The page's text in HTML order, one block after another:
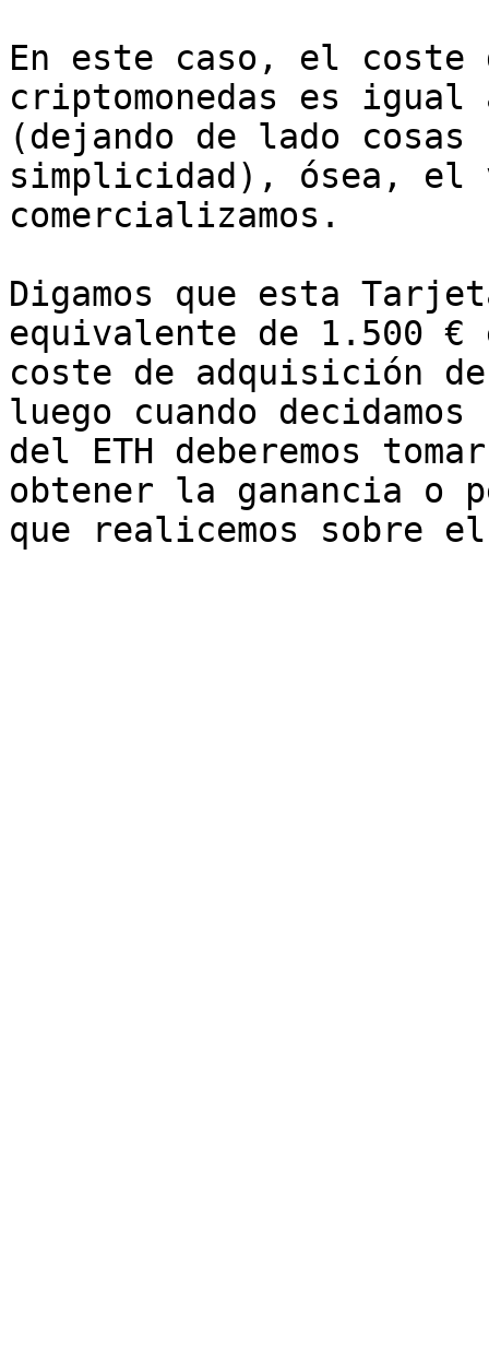
En este caso, el coste
criptomonedas es
(dejando de lado
simplicidad), ósea,
comercializamos.
Digamos que esta
equivalente de 1.500 €
coste de adquisición
luego cuando
del ETH deberemos
obtener la ganancia o